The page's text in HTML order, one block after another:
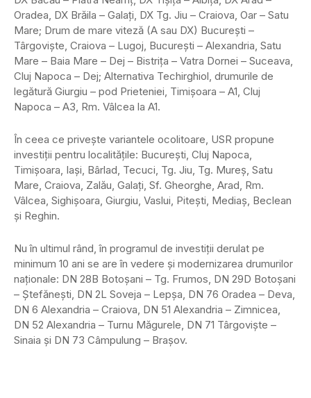
Oradea, DX Brăila – Galaţi, DX Tg. Jiu – Craiova, Oar – Satu
Mare; Drum de mare viteză (A sau DX) Bucureşti –
Târgovişte, Craiova – Lugoj, Bucureşti – Alexandria, Satu
Mare – Baia Mare – Dej – Bistriţa – Vatra Dornei – Suceava,
Cluj Napoca – Dej; Alternativa Techirghiol, drumurile de
legătură Giurgiu – pod Prieteniei, Timişoara – A1, Cluj
Napoca – A3, Rm. Vâlcea la A1.
În ceea ce priveşte variantele ocolitoare, USR propune
investiţii pentru localităţile: Bucureşti, Cluj Napoca,
Timişoara, Iaşi, Bârlad, Tecuci, Tg. Jiu, Tg. Mureş, Satu
Mare, Craiova, Zalău, Galaţi, Sf. Gheorghe, Arad, Rm.
Vâlcea, Sighişoara, Giurgiu, Vaslui, Piteşti, Mediaş, Beclean
şi Reghin.
Nu în ultimul rând, în programul de investiţii derulat pe
minimum 10 ani se are în vedere şi modernizarea drumurilor
naţionale: DN 28B Botoşani – Tg. Frumos, DN 29D Botoşani
– Ştefăneşti, DN 2L Soveja – Lepşa, DN 76 Oradea – Deva,
DN 6 Alexandria – Craiova, DN 51 Alexandria – Zimnicea,
DN 52 Alexandria – Turnu Măgurele, DN 71 Târgovişte –
Sinaia şi DN 73 Câmpulung – Braşov.